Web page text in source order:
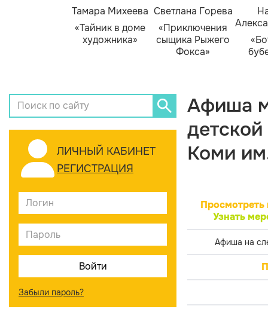
Тамара Михеева
«Тайник в доме
художника»
Светлана Горева
«Приключения
сыщика Рыжего
Фокса»
ЛИЧНЫЙ КАБИНЕТ
РЕГИСТРАЦИЯ
Забыли пароль?
Афиша
Коми
Просмотреть
Узнать
Афиша на